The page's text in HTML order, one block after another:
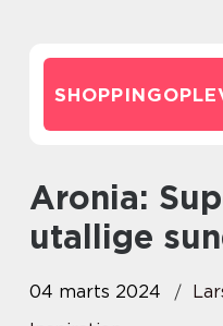
Aronia: Superbærret med
utallige
04 marts 2024